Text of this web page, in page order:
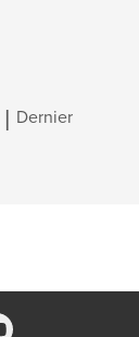
| Dernier